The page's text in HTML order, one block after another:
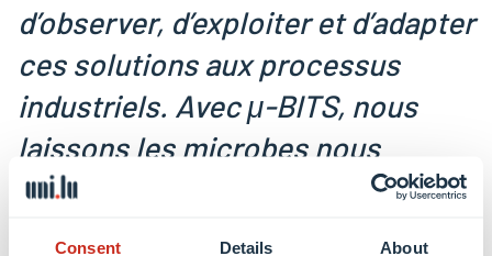
Consent Details About
d’observer, d’exploiter et d’adapter
ces solutions aux processus
industriels. Avec μ-BITS, nous
laissons les microbes nous
montrer la voie vers un avenir plus